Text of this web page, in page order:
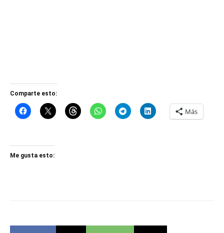
Comparte esto:
Más
Me gusta esto: